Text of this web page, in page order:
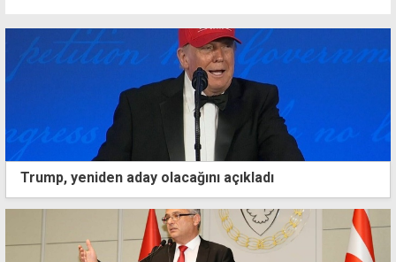
Trump, yeniden aday olacağını açıkladı